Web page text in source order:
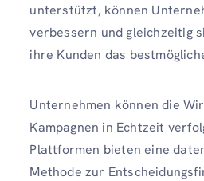
unterstützt, können
verbessern und gleichzeitig
ihre Kunden das
Unternehmen können die
Kampagnen in Echtzeit
Plattformen bieten eine
Methode zur